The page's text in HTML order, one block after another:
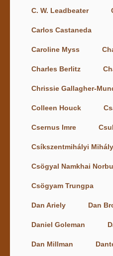
C. W. Leadbeater
Carlos Castaneda
Caroline Myss
Charles Berlitz
Chrissie Gallagher-
Colleen Houck
Csernus Imre
Csíkszentmihályi Mihály
Csögyal Namkhai Norbu
Csögyam Trungpa
Dan Ariely Dan
Daniel Goleman
Dan Millman